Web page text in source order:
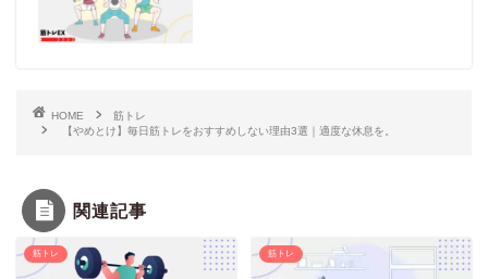
HOME
筋トレ
【やめとけ】毎日筋トレをおすすめしない理由3選｜適度な休息を。
関連記事
筋トレ 筋トレ